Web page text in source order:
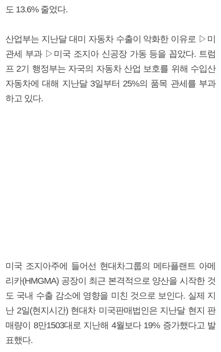
도 13.6% 줄었다.
산업부는 지난달 대미 자동차 수출이 악화한 이유로 ▷미
관세 부과 ▷미국 조지아 신공장 가동 등을 꼽았다. 트럼
프 2기 행정부는 자국의 자동차 산업 보호를 위해 수입산
자동차에 대해 지난달 3일부터 25%의 품목 관세를 부과
하고 있다.
미국 조지아주에 들어선 현대차그룹의 메타플랜트 아메
리카(HMGMA) 공장이 최근 본격적으로 양산을 시작한 것
도 국내 수출 감소에 영향을 미친 것으로 보인다. 실제 지
난 2일(현지시간) 현대차 미국판매법인은 지난달 현지 판
매량이 8만1503대로 지난해 4월보다 19% 증가했다고 발
표했다.